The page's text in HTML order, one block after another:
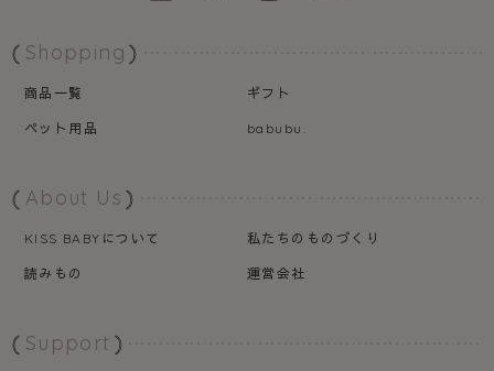
Shopping
商品一覧
ギフト
ペット用品
babubu.
About Us
KISS BABY について
私たちのものづくり
読みもの
運営会社
Support